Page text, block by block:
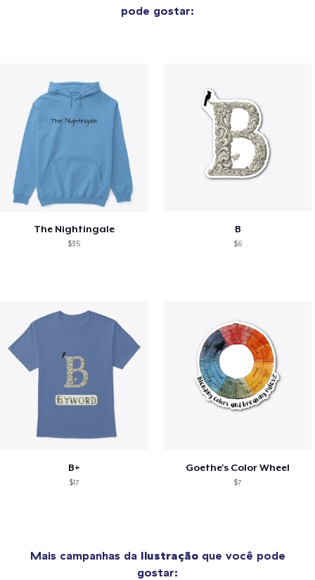
pode gostar:
The Nightingale
$35
B
$6
B+
$17
Goethe's Color Wheel
$7
Mais campanhas da Ilustraçãoque você pode
gostar: